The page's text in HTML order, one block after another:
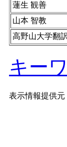
蓮生 観善
山本 智教
高野山大学翻
キー
表示情報提供元